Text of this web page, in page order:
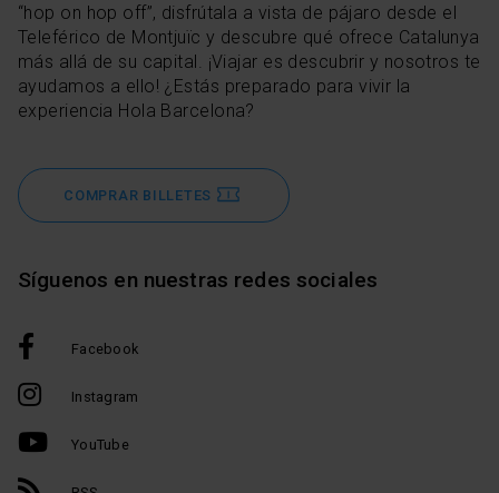
“hop on hop off”, disfrútala a vista de pájaro desde el
Teleférico de Montjuïc y descubre qué ofrece Catalunya
más allá de su capital. ¡Viajar es descubrir y nosotros te
ayudamos a ello! ¿Estás preparado para vivir la
experiencia Hola Barcelona?
COMPRAR BILLETES
Síguenos en nuestras redes sociales
Facebook
Instagram
YouTube